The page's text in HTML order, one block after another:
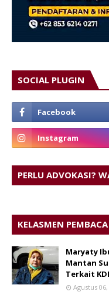
SOCIAL PLUGIN
PERLU ADVOKASI?
KELASMEN
Maryaty
Mantan
Terkait
Agustus